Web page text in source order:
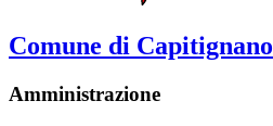
Comune di Capitignano
Amministrazione